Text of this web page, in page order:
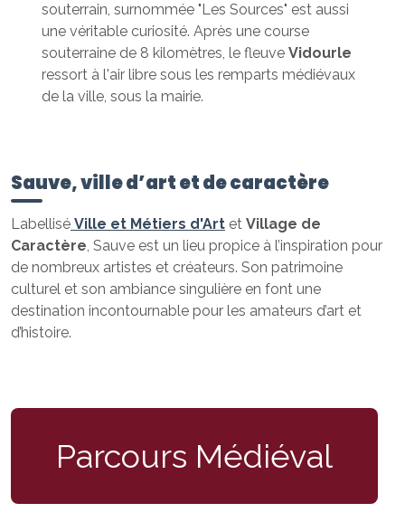
souterrain, surnommée "Les Sources" est aussi
une véritable curiosité. Après une course
souterraine de 8 kilomètres, le fleuve Vidourle
ressort à l'air libre sous les remparts médiévaux
de la ville, sous la mairie.
Sauve, ville d’art et de caractère
Labellisé Ville et Métiers d'Art et Village de
Caractère, Sauve est un lieu propice à l’inspiration pour
de nombreux artistes et créateurs. Son patrimoine
culturel et son ambiance singulière en font une
destination incontournable pour les amateurs d’art et
d’histoire.
Parcours Médiéval